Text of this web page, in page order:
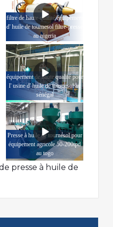
filtre de haute qualité équipement
d' huile de tournesol filtre-presse
au nigeria
équipement de haute qualité pour
l' usine d' huile de tournesol au
sénégal
Presse à huile de tournesol pour
équipement agricole 50-200tpd
au togo
presse à huile de